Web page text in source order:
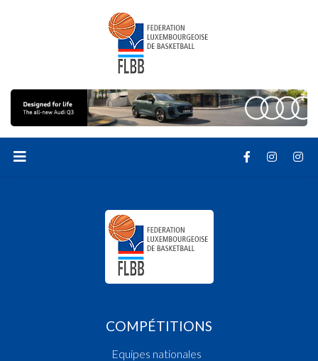
COMPÉTITIONS
Equipes nationales